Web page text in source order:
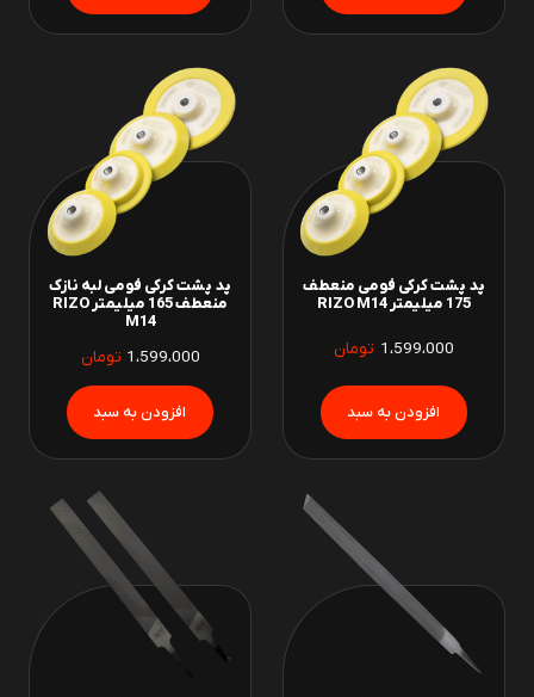
پد پشت کرکی فومی منعطف
175 میلیمتر RIZO M14
1،599،000 تومان
پد پشت کرکی فومی لبه نازک
منعطف 165 میلیمتر RIZO
M14
1،599،000 تومان